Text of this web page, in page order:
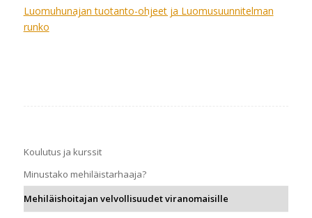
Luomuhunajan tuotanto-ohjeet ja Luomusuunnitelman
runko
Koulutus ja kurssit
Minustako mehiläistarhaaja?
Mehiläishoitajan velvollisuudet viranomaisille